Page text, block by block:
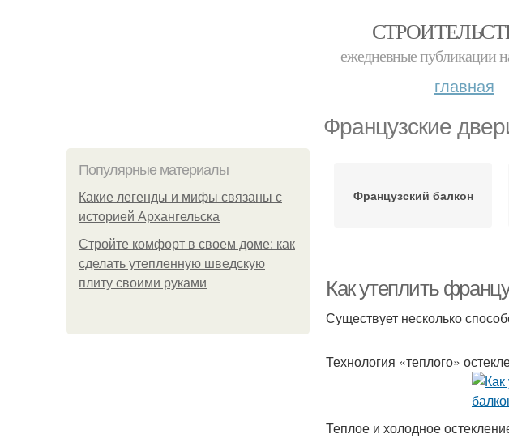
ежедневные публикации
главная
Французские
Популярные материалы
Какие легенды и мифы связаны с
историей Архангельска
Стройте комфорт в своем доме: как
сделать утепленную шведскую
плиту своими руками
Французский балкон
Как утеплить
Существует несколько
Технология «теплого»
Теплое и холодное